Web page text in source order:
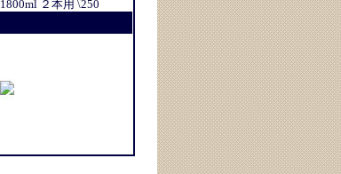
1800ml ２本用 \250